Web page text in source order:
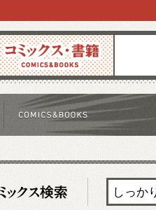
ックス 雑誌